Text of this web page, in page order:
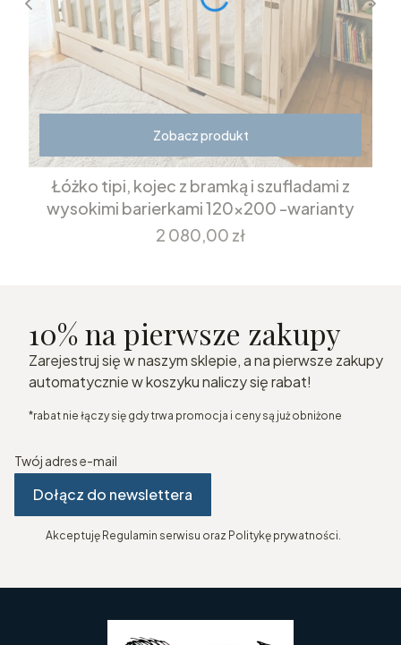
Zobacz produkt
Łóżko tipi, kojec z bramką i szufladami z
wysokimi barierkami 120x200 -warianty
Cena
2 080,00 zł
10% na pierwsze zakupy
Zarejestruj się w naszym sklepie, a na pierwsze zakupy
automatycznie w koszyku naliczy się rabat!
*rabat nie łączy się gdy trwa promocja i ceny są już obniżone
Twój adres e-mail
Dołącz do newslettera
Akceptuję Regulamin serwisu oraz Politykę prywatności.